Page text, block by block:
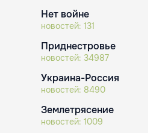
Нет войне
новостей: 131
Приднестровье
новостей: 34987
Украина-Россия
новостей: 8490
Землетрясение
новостей: 1009